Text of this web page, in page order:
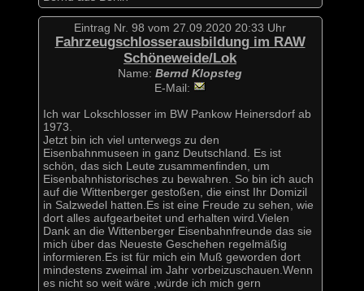
Eintrag Nr. 98 vom 27.09.2020 20:33 Uhr
Fahrzeugschlosserausbildung im RAW
Schöneweide/Lok
Name: Bernd Klopsteg
E-Mail:
Ich war Lokschlosser im BW Pankow Heinersdorf ab
1973.
Jetzt bin ich viel unterwegs zu den
Eisenbahnmuseen in ganz Deutschland. Es ist
schön, das sich Leute zusammenfinden, um
Eisenbahnhistorisches zu bewahren. So bin ich auch
auf die Wittenberger gestoßen, die einst Ihr Domizil
in Salzwedel hatten.Es ist eine Freude zu sehen, wie
dort alles aufgearbeitet und erhalten wird.Vielen
Dank an die Wittenberger Eisenbahnfreunde das sie
mich über das Neueste Geschehen regelmäßig
informieren.Es ist für mich ein Muß geworden dort
mindestens zweimal im Jahr vorbeizuschauen.Wenn
es nicht so weit wäre ,würde ich mich gern